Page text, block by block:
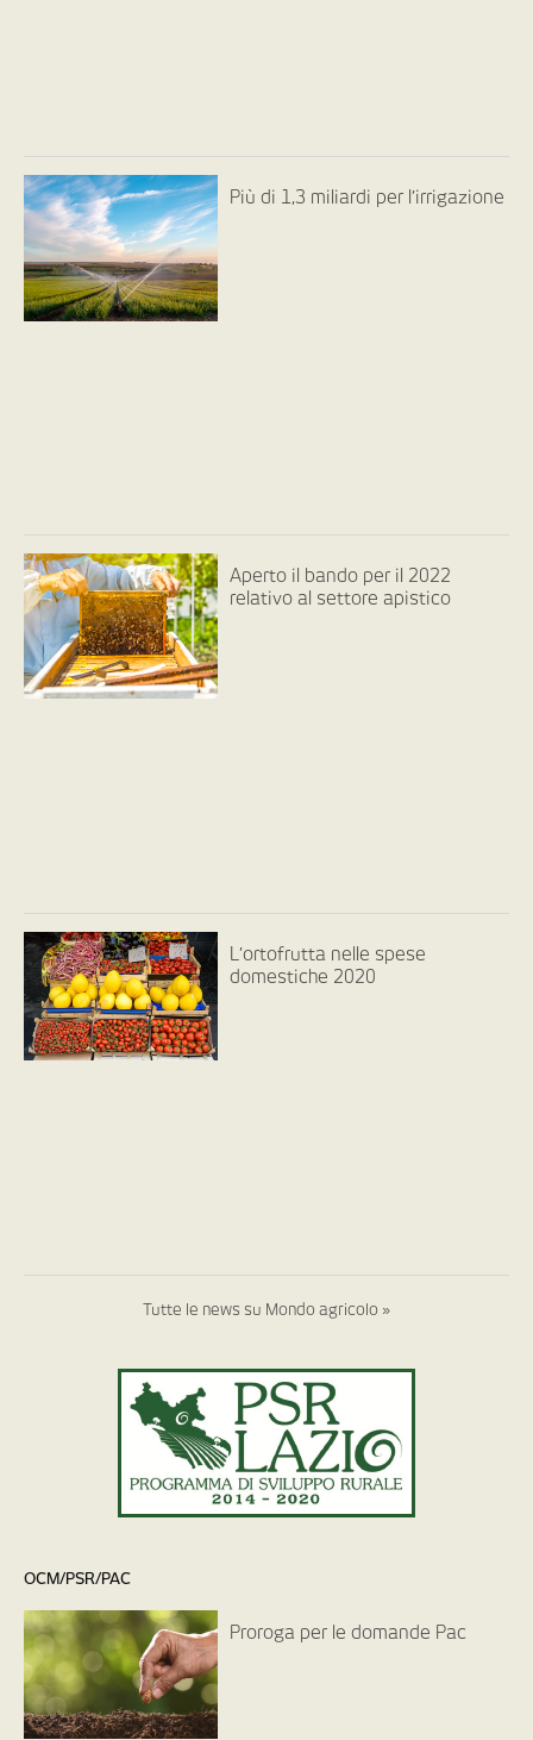
Più di 1,3 miliardi per l’irrigazione
Aperto il bando per il 2022
relativo al settore apistico
L’ortofrutta nelle spese
domestiche 2020
Tutte le news su Mondo agricolo »
OCM/PSR/PAC
Proroga per le domande Pac